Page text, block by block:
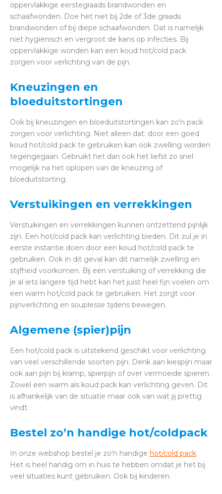
oppervlakkige eerstegraads brandwonden en
schaafwonden. Doe het niet bij 2de of 3de graads
brandwonden of bij diepe schaafwonden. Dat is namelijk
niet hygiënisch en vergroot de kans op infecties. Bij
oppervlakkige wonden kan een koud hot/cold pack
zorgen voor verlichting van de pijn.
Kneuzingen en
bloeduitstortingen
Ook bij kneuzingen en bloeduitstortingen kan zo'n pack
zorgen voor verlichting. Niet alleen dat: door een goed
koud hot/cold pack te gebruiken kan ook zwelling worden
tegengegaan. Gebruikt het dan ook het liefst zo snel
mogelijk na het oplopen van de kneuzing of
bloeduitstorting.
Verstuikingen en verrekkingen
Verstuikingen en verrekkingen kunnen ontzettend pijnlijk
zijn. Een hot/cold pack kan verlichting bieden. Dit zul je in
eerste instantie doen door een koud hot/cold pack te
gebruiken. Ook in dit geval kan dit namelijk zwelling en
stijfheid voorkomen. Bij een verstuiking of verrekking die
je al iets langere tijd hebt kan het juist heel fijn voelen om
een warm hot/cold pack te gebruiken. Het zorgt voor
pijnverlichting en souplesse tijdens bewegen.
Algemene (spier)pijn
Een hot/cold pack is uitstekend geschikt voor verlichting
van veel verschillende soorten pijn. Denk aan kiespijn maar
ook aan pijn bij kramp, spierpijn of over vermoeide spieren.
Zowel een warm als koud pack kan verlichting geven. Dit
is afhankelijk van de situatie maar ook van wat jij prettig
vindt.
Bestel zo’n handige hot/coldpack
In onze webshop bestel je zo'n handige hot/cold pack.
Het is heel handig om in huis te hebben omdat je het bij
veel situaties kunt gebruiken. Ook bij kinderen.